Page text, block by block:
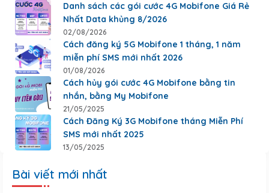
Danh sách các gói cước 4G Mobifone Giá Rẻ
Nhất Data khủng 8/2026
02/08/2026
Cách đăng ký 5G Mobifone 1 tháng, 1 năm
miễn phí SMS mới nhất 2026
01/08/2026
Cách hủy gói cước 4G Mobifone bằng tin
nhắn, bằng My Mobifone
21/05/2025
Cách Đăng Ký 3G Mobifone tháng Miễn Phí
SMS mới nhất 2025
13/05/2025
Bài viết mới nhất